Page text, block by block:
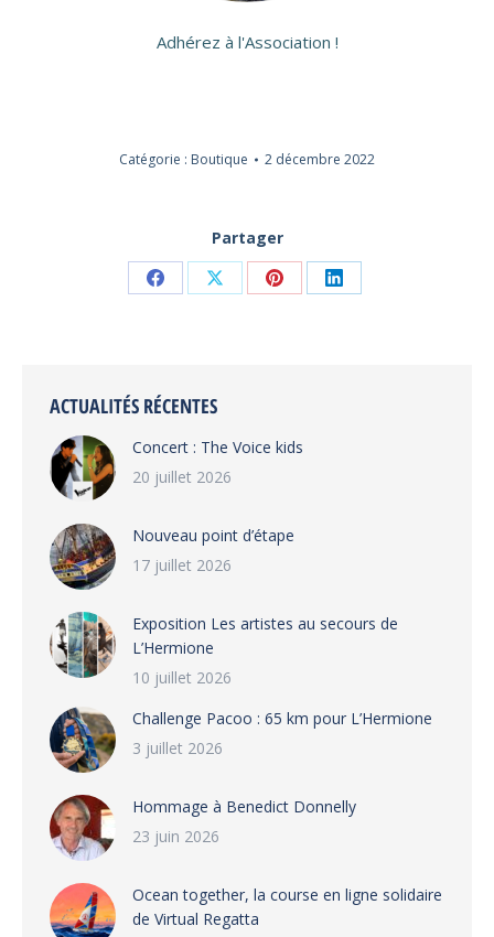
Adhérez à l'Association !
Catégorie : Boutique 2 décembre 2022
Partager
PartagerPartagerPartagerPartager
ACTUALITÉS RÉCENTES
Concert : The Voice kids
20 juillet 2026
Nouveau point d’étape
17 juillet 2026
Exposition Les artistes au secours de
L’Hermione
10 juillet 2026
Challenge Pacoo : 65 km pour L’Hermione
3 juillet 2026
Hommage à Benedict Donnelly
23 juin 2026
Ocean together, la course en ligne solidaire
de Virtual Regatta